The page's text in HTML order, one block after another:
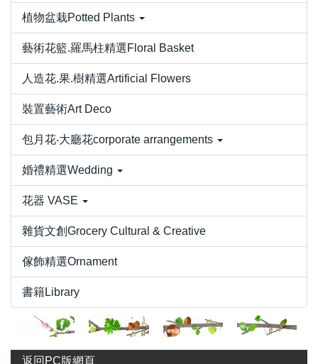
植物盆栽Potted Plants
藝術花籃.羅馬柱精選Floral Basket
人造花.果.樹精選Artificial Flowers
裝置藝術Art Deco
包月花‧大廳花corporate arrangements
婚禮精選Wedding
花器 VASE
雜貨文創Grocery Cultural & Creative
傢飾精選Ornament
書籍Library
返回PC版網頁